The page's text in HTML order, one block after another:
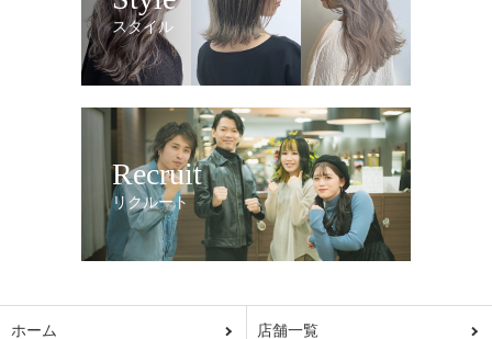
スタイル
Recruit
リクルート
ホーム 店舗一覧